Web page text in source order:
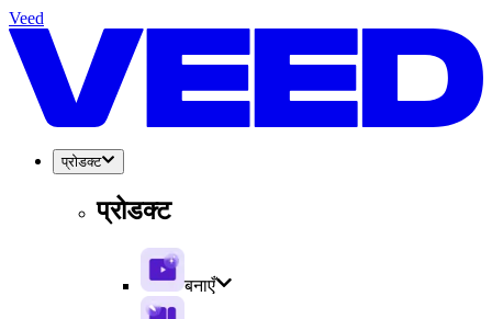
Veed
प्रोडक्ट
प्रोडक्ट
बनाएँ